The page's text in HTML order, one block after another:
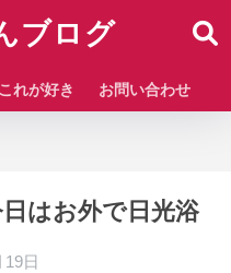
ブログ
これが好き お問い合わせ
はお外で日光浴
日